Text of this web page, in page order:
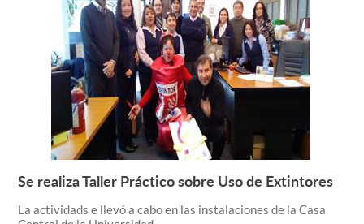
Leer más +
Se realiza Taller Práctico sobre Uso de Extintores
La actividads e llevó a cabo en las instalaciones de la Casa